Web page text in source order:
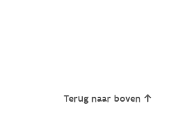
Terug naar boven